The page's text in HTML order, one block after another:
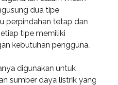
dua tipe
perpindahan tetap dan
tipe memiliki
kebutuhan pengguna.
digunakan untuk
sumber daya listrik yang